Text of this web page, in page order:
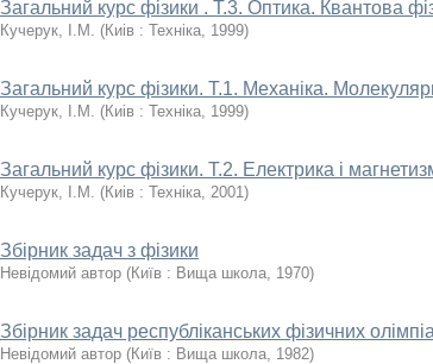
Загальний курс фізики . Т.3. Оптика. Квантова
Кучерук, І.М. (Киiв : Техніка, 1999)
Загальний курс фізики. Т.1. Механіка.
Кучерук, І.М. (Киiв : Техніка, 1999)
Загальний курс фізики. Т.2. Електрика і
Кучерук, І.М. (Киiв : Техніка, 2001)
Збірник задач з фізики
Невідомий автор (Київ : Вища школа, 1970)
Збірник задач республіканських фізичних
Невідомий автор (Київ : Вища школа, 1982)